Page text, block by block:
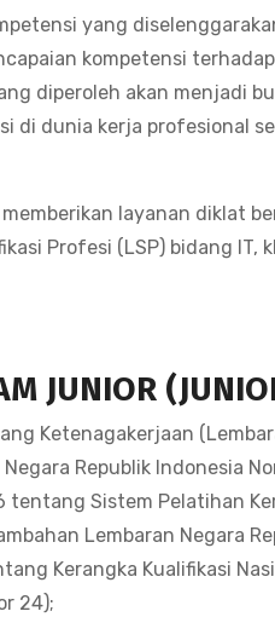
yang
kompetensi
diperoleh akan menjadi
di dunia kerja profesional
layanan diklat
Profesi (LSP) bidang
JUNIOR
Ketenagakerjaan
Republik Indonesia
Sistem Pelatihan
Lembaran Negara
Kerangka Kualifikasi
24);